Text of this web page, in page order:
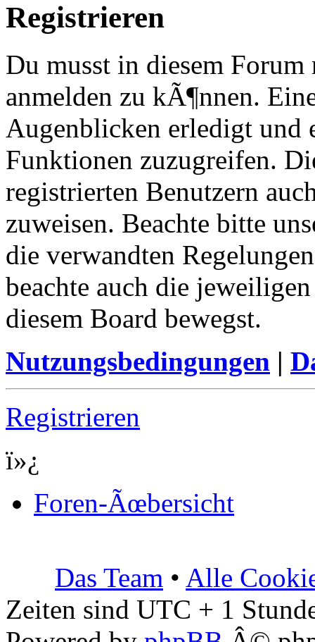
Registrieren
Du musst in diesem
anmelden zu kÃ¶nnen.
Augenblicken erledigt und
Funktionen zuzugreifen.
registrierten Benutzern
zuweisen. Beachte bitte
die verwandten
beachte auch die
diesem Board bewegst.
Nutzungsbedingungen |
Registrieren
ï»¿
Foren-Ãœbersicht
Das Team • Alle
Zeiten sind UTC + 1